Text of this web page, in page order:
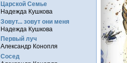
Царской Семье
Надежда Кушкова
Зовут... зовут они меня
Надежда Кушкова
Первый луч
Александр Конопля
Сосед